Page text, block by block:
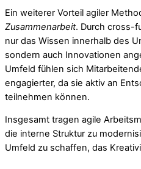
Ein weiterer Vorteil agiler
Zusammenarbeit. Durch cross-
nur das Wissen innerhalb des
sondern auch Innovationen
Umfeld fühlen sich
engagierter, da sie aktiv an
teilnehmen können.
Insgesamt tragen agile
die interne Struktur zu
Umfeld zu schaffen, das